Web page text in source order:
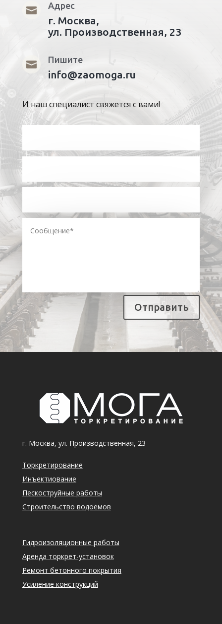
 Адрес
г. Москва,
ул. Производственная, 23
 Пишите
info@zaomoga.ru
И наш специалист свяжется с вами!
Отправить
г. Москва, ул. Производственная, 23
Торкретирование
Инъектиование
Пескоструйные работы
Строительство водоемов
Гидроизоляционные работы
Аренда торкрет-установок
Ремонт бетонного покрытия
Усиление конструкций